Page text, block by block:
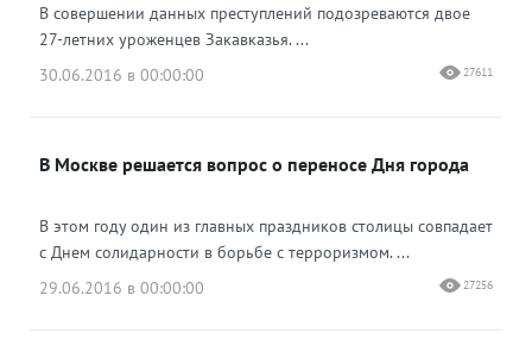
В совершении данных преступлений подозреваются двое
27-летних уроженцев Закавказья. ...
30.06.2016 в 00:00:00
27611
В Москве решается вопрос о переносе Дня города
В этом году один из главных праздников столицы совпадает
с Днем солидарности в борьбе с терроризмом. ...
29.06.2016 в 00:00:00
27256